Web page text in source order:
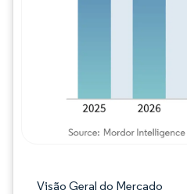
Visão Geral do Mercado